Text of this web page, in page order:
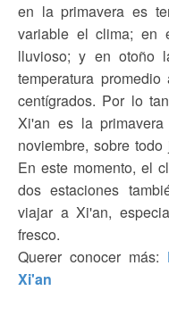
en la primavera es
variable el clima; en
lluvioso; y en otoño
temperatura
centígrados. Por lo
Xi'an es la
noviembre, sobre
En este momento, el
dos estaciones
viajar a Xi'an,
fresco.
Querer conocer más:
Xi'an